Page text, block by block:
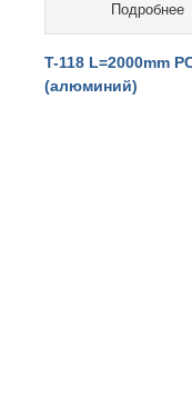
cтоимость на
Подробнее
T-118 L=2000mm
(алюминий)